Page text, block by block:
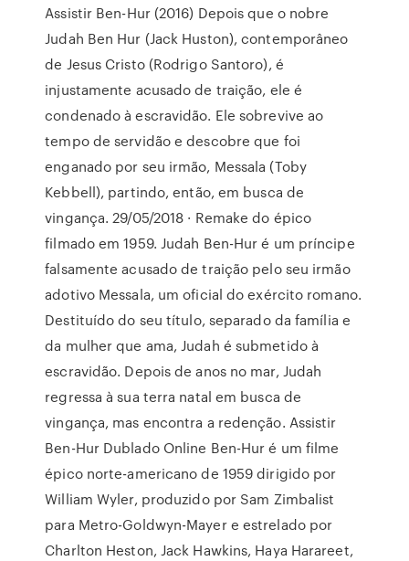
Assistir Ben-Hur (2016) Depois que o nobre
Judah Ben Hur (Jack Huston), contemporâneo
de Jesus Cristo (Rodrigo Santoro), é
injustamente acusado de traição, ele é
condenado à escravidão. Ele sobrevive ao
tempo de servidão e descobre que foi
enganado por seu irmão, Messala (Toby
Kebbell), partindo, então, em busca de
vingança. 29/05/2018 · Remake do épico
filmado em 1959. Judah Ben-Hur é um príncipe
falsamente acusado de traição pelo seu irmão
adotivo Messala, um oficial do exército romano.
Destituído do seu título, separado da família e
da mulher que ama, Judah é submetido à
escravidão. Depois de anos no mar, Judah
regressa à sua terra natal em busca de
vingança, mas encontra a redenção. Assistir
Ben-Hur Dublado Online Ben-Hur é um filme
épico norte-americano de 1959 dirigido por
William Wyler, produzido por Sam Zimbalist
para Metro-Goldwyn-Mayer e estrelado por
Charlton Heston, Jack Hawkins, Haya Harareet,